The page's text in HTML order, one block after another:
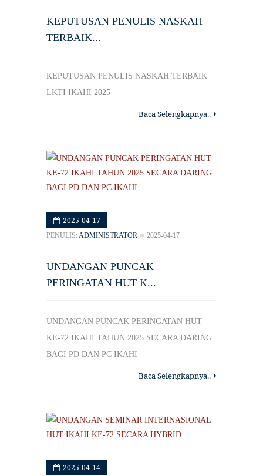
KEPUTUSAN PENULIS NASKAH
TERBAIK...
KEPUTUSAN PENULIS NASKAH TERBAIK
LKTI IKAHI 2025
Baca Selengkapnya..
2025-04-17
PENULIS:ADMINISTRATOR 2025-04-17
UNDANGAN PUNCAK
PERINGATAN HUT K...
UNDANGAN PUNCAK PERINGATAN HUT
KE-72 IKAHI TAHUN 2025 SECARA DARING
BAGI PD DAN PC IKAHI
Baca Selengkapnya..
2025-04-14